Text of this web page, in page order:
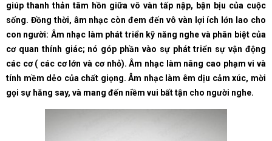
giúp thanh thản tâm hồn giữa vô vàn tấp nập, bận bịu của cuộc
sống. Đồng thời, âm nhạc còn đem đến vô vàn lợi ích lớn lao cho
con người: Âm nhạc làm phát triển kỹ năng nghe và phân biệt của
cơ quan thính giác; nó góp phần vào sự phát triển sự vận động
các cơ ( các cơ lớn và cơ nhỏ). Âm nhạc làm nâng cao phạm vi và
tính mềm dẻo của chất giọng. Âm nhạc làm êm dịu cảm xúc, mời
gọi sự hăng say, và mang đến niềm vui bất tận cho người nghe.